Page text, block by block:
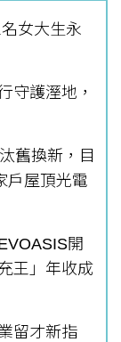
女大生永
守護溼地，
舊換新，目
戶屋頂光電
開
王」年收成
留才新指